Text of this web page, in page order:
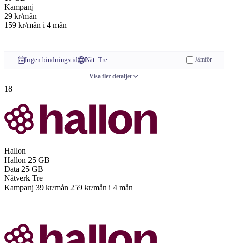
Kampanj
29 kr/mån
159 kr/mån i 4 mån
Ingen bindningstid Nät: Tre Jämför
Visa fler detaljer
18
Hallon
Hallon 25 GB
Data 25 GB
Nätverk Tre
Kampanj 39 kr/mån 259 kr/mån i 4 mån